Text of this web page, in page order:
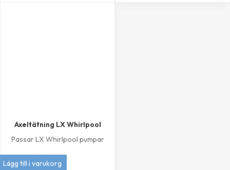
Axeltätning LX Whirlpool
Passar LX Whirlpool pumpar
249kr
Lägg till i varukorg